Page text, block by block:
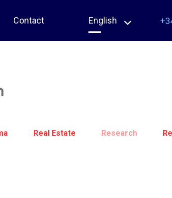
Contact English
Real Estate Research